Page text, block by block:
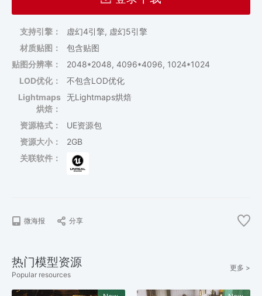
支持引擎：
虚幻4引擎, 虚幻5引擎
材质贴图：
包含贴图
贴图分辨率：
2048*2048, 4096*4096, 1024*1024
LOD优化：
不包含LOD优化
Lightmaps
烘焙：
无Lightmaps烘焙
资源格式：
UE资源包
资源大小：
2GB
关联软件：
微海报 分享
热门模型资源
Popular resources
更多 >